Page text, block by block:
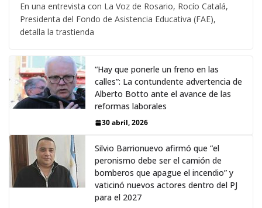
En una entrevista con La Voz de Rosario, Rocío Catalá,
Presidenta del Fondo de Asistencia Educativa (FAE),
detalla la trastienda
“Hay que ponerle un freno en las
calles”: La contundente advertencia de
Alberto Botto ante el avance de las
reformas laborales
30 abril, 2026
Silvio Barrionuevo afirmó que “el
peronismo debe ser el camión de
bomberos que apague el incendio” y
vaticinó nuevos actores dentro del PJ
para el 2027